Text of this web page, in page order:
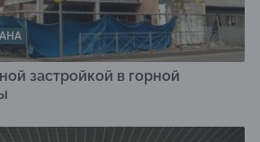
застройкой в горной